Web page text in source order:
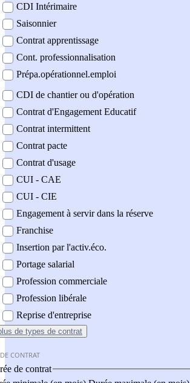
CDI Intérimaire
Saisonnier
Contrat apprentissage
Cont. professionnalisation
Prépa.opérationnel.emploi
CDI de chantier ou d'opération
Contrat d'Engagement Educatif
Contrat intermittent
Contrat pacte
Contrat d'usage
CUI - CAE
CUI - CIE
Engagement à servir dans la réserve
Franchise
Insertion par l'activ.éco.
Portage salarial
Profession commerciale
Profession libérale
Reprise d'entreprise
de types de contrat
CONTRAT
de contrat